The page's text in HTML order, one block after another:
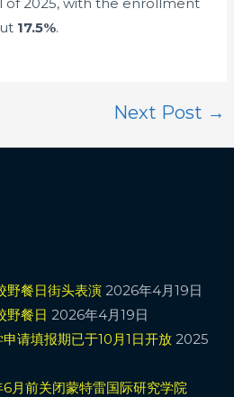
17.5%.
Next Post →
野餐日街头表演 2026年4月19日
野餐日 2026年4月19日
请填报期已于10月1日开放 2025
月前关闭蒙特雷国际研究学院